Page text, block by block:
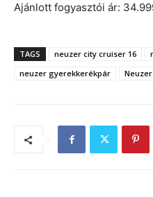
Ajánlott fogyasztói ár:
TAGS neuzer city cruiser 16
neuzer gyerekkerékpár